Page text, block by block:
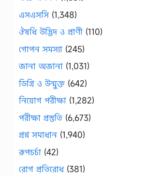
এসএসসি(1,348)
ঔষধি উদ্ভিদ ও প্রাণী (110)
গোপন সমস্যা (245)
জানা অজানা (1,031)
ডিগ্রি ও উন্মুক্ত (642)
নিয়োগ পরীক্ষা (1,282)
পরীক্ষা প্রস্তুতি (6,673)
প্রশ্ন সমাধান (1,940)
রূপচর্চা (42)
রোগ প্রতিরোধ(381)